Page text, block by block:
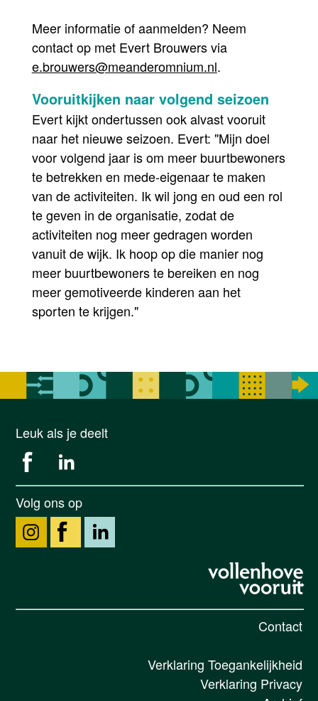
Meer informatie of aanmelden? Neem
contact op met Evert Brouwers via
e.brouwers@meanderomnium.nl.
Vooruitkijken naar volgend seizoen
Evert kijkt ondertussen ook alvast vooruit
naar het nieuwe seizoen. Evert: "Mijn doel
voor volgend jaar is om meer buurtbewoners
te betrekken en mede-eigenaar te maken
van de activiteiten. Ik wil jong en oud een rol
te geven in de organisatie, zodat de
activiteiten nog meer gedragen worden
vanuit de wijk. Ik hoop op die manier nog
meer buurtbewoners te bereiken en nog
meer gemotiveerde kinderen aan het
sporten te krijgen."
Leuk als je deelt
Volg ons op
Contact
Verklaring Toegankelijkheid
Verklaring Privacy